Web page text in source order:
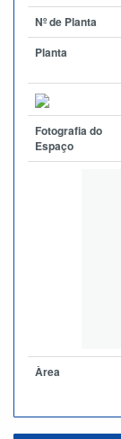
Nº de Planta
Planta
Fotografia do
Espaço
Àrea